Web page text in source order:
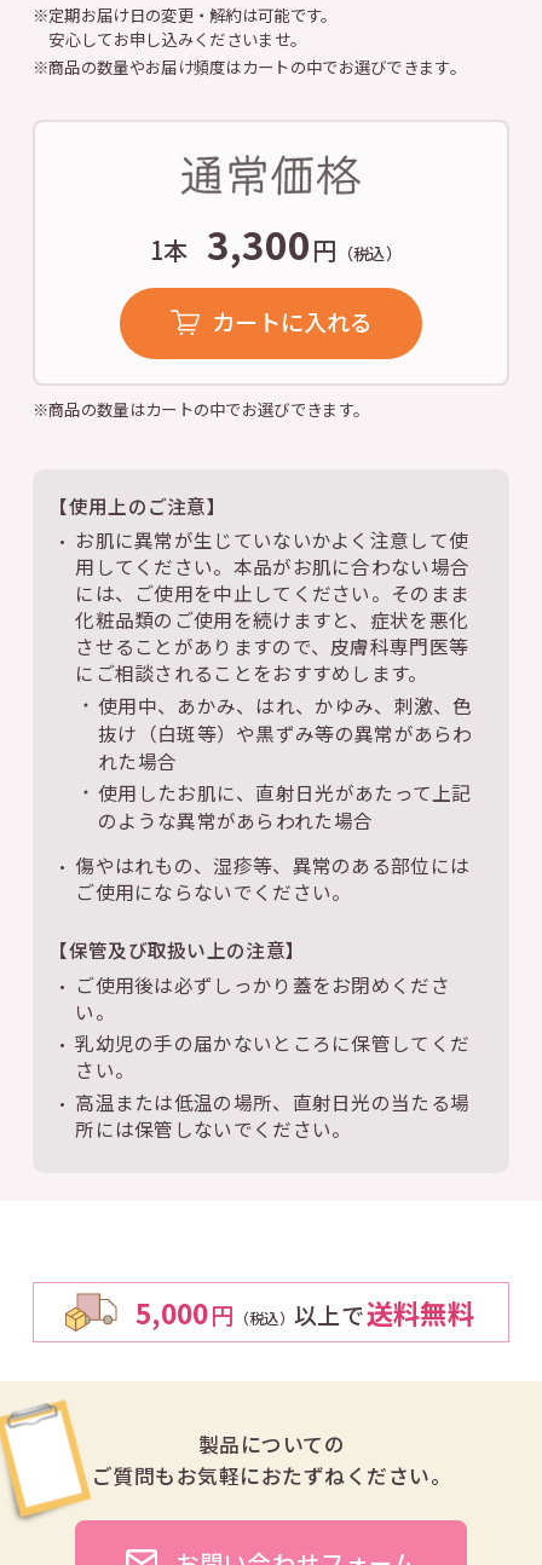
※定期お届け日の変更・解約は可能です。
安心してお申し込みくださいませ。
※商品の数量やお届け頻度はカートの中でお選びできます。
1本 3,300円 （税込）
カートに入れる
※商品の数量はカートの中でお選びできます。
【使用上のご注意】
お肌に異常が生じていないかよく注意して使
用してください。本品がお肌に合わない場合
には、ご使用を中止してください。そのまま
化粧品類のご使用を続けますと、症状を悪化
させることがありますので、皮膚科専門医等
にご相談されることをおすすめします。
使用中、あかみ、はれ、かゆみ、刺激、色
抜け（白斑等）や黒ずみ等の異常があらわ
れた場合
使用したお肌に、直射日光があたって上記
のような異常があらわれた場合
傷やはれもの、湿疹等、異常のある部位には
ご使用にならないでください。
【保管及び取扱い上の注意】
ご使用後は必ずしっかり蓋をお閉めくださ
い。
乳幼児の手の届かないところに保管してくだ
さい。
高温または低温の場所、直射日光の当たる場
所には保管しないでください。
5,000円 （税込） 以上で送料無料
製品についての
ご質問もお気軽におたずねください。